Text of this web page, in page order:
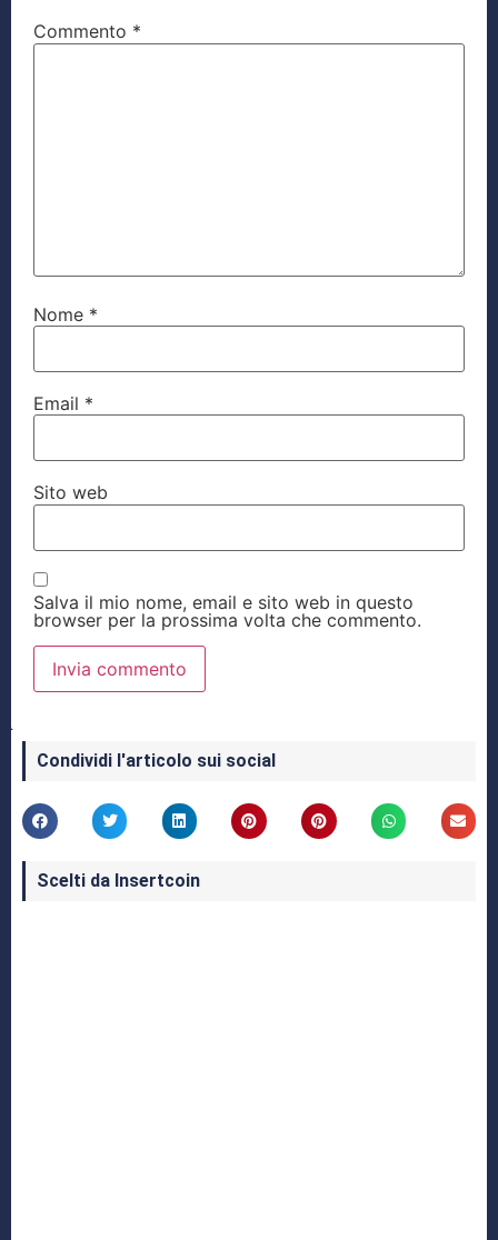
Commento *
Nome *
Email *
Sito web
Salva il mio nome, email e sito web in questo
browser per la prossima volta che commento.
Condividi l'articolo sui social
Scelti da Insertcoin